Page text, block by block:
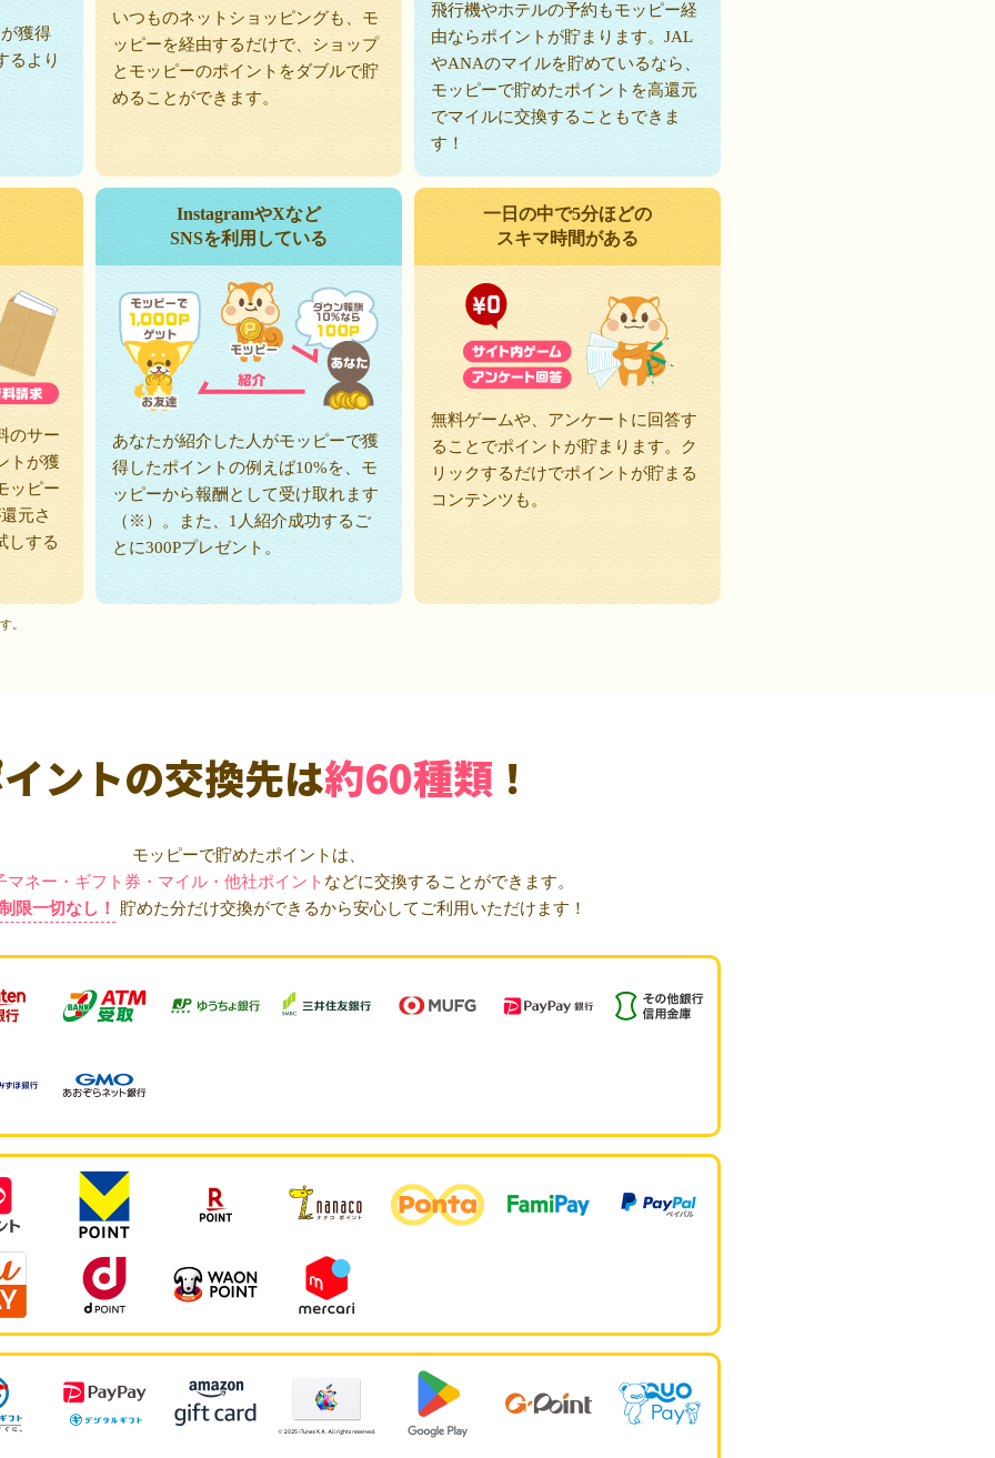
獲得
るより
いつものネットショッピングも、モ
ッピーを経由するだけで、ショップ
とモッピーのポイントをダブルで貯
めることができます。
飛行機やホテルの予約もモッピー経
由ならポイントが貯まります。JAL
やANAのマイルを貯めているなら、
モッピーで貯めたポイントを高還元
でマイルに交換することもできま
す！
のサー
トが獲
ッピー
元さ
しする
InstagramやXなど
SNSを利用している
あなたが紹介した人がモッピーで獲
得したポイントの例えば10%を、モ
ッピーから報酬として受け取れます
（※）。また、1人紹介成功するご
とに300Pプレゼント。
一日の中で5分ほどの
スキマ時間がある
無料ゲームや、アンケートに回答す
ることでポイントが貯まります。ク
リックするだけでポイントが貯まる
コンテンツも。
。
ントの交換先は約60種類 ！
モッピーで貯めたポイントは、
マネー・ギフト券・マイル・他社ポイント などに交換することができます。
限一切なし！
貯めた分だけ交換ができるから安心してご利用いただけます！